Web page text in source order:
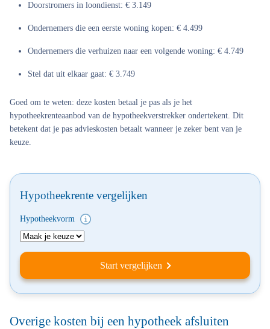
Doorstromers in loondienst: € 3.149
Ondernemers die een eerste woning kopen: € 4.499
Ondernemers die verhuizen naar een volgende woning: € 4.749
Stel dat uit elkaar gaat: € 3.749
Goed om te weten: deze kosten betaal je pas als je het
hypotheekrenteaanbod van de hypotheekverstrekker ondertekent. Dit
betekent dat je pas advieskosten betaalt wanneer je zeker bent van je
keuze.
Hypotheekrente vergelijken
Hypotheekvorm
Start vergelijken
Overige kosten bij een hypotheek afsluiten